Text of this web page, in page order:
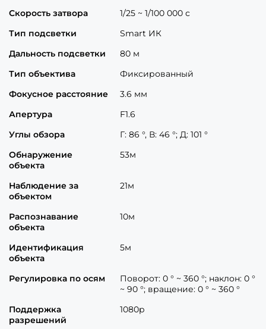
Скорость затвора
1/25 ~ 1/100 000 с
Тип подсветки
Smart ИК
Дальность подсветки
80 м
Тип объектива
Фиксированный
Фокусное расстояние
3.6 мм
Апертура
F1.6
Углы обзора
Г: 86 °, В: 46 °; Д: 101 °
Обнаружение
объекта
53м
Наблюдение за
объектом
21м
Распознавание
объекта
10м
Идентификация
объекта
5м
Регулировка по осям
Поворот: 0 ° ~ 360 °; наклон: 0 °
~ 90 °; вращение: 0 ° ~ 360 °
Поддержка
разрешений
1080p